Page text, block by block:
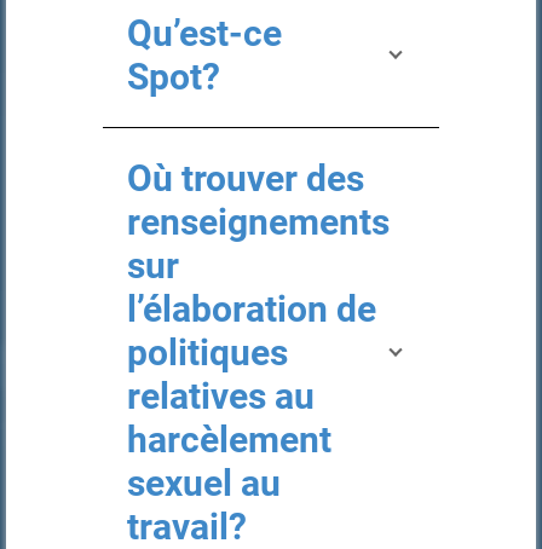
Qu’est-ce
Spot?
Où trouver des
renseignements
sur
l’élaboration de
politiques
relatives au
harcèlement
sexuel au
travail?